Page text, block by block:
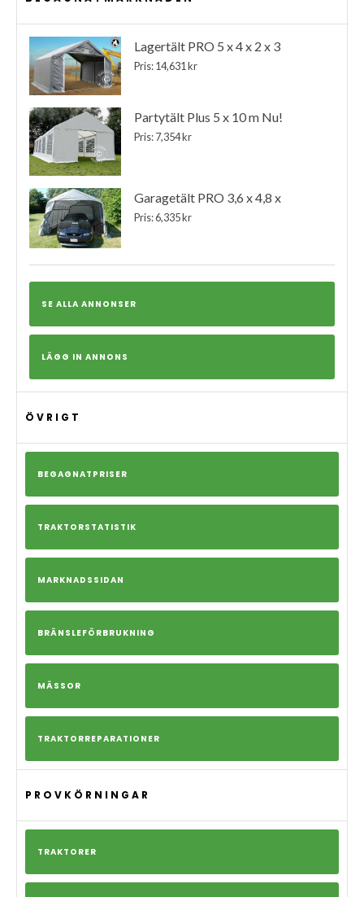
Lagertält PRO 5 x 4 x 2 x 3
Pris: 14,631 kr
Partytält Plus 5 x 10 m Nu!
Pris: 7,354 kr
Garagetält PRO 3,6 x 4,8 x
Pris: 6,335 kr
SE ALLA ANNONSER
LÄGG IN ANNONS
ÖVRIGT
BEGAGNATPRISER
TRAKTORSTATISTIK
MARKNADSSIDAN
BRÄNSLEFÖRBRUKNING
MÄSSOR
TRAKTORREPARATIONER
PROVKÖRNINGAR
TRAKTORER